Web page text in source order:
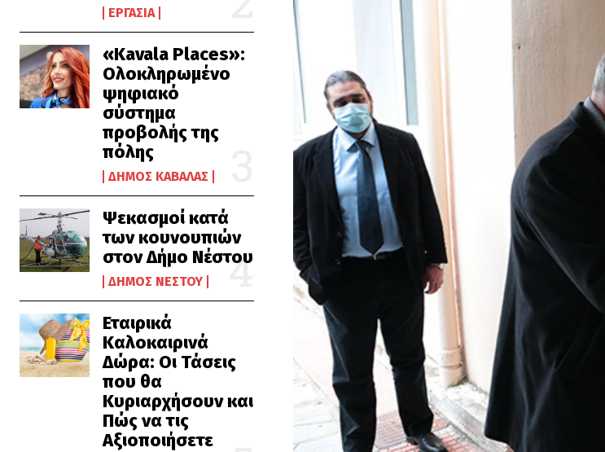
ΕΡΓΑΣΊΑ
«Kavala Places»:
Ολοκληρωμένο
ψηφιακό
σύστημα
προβολής της
πόλης
ΔΉΜΟΣ ΚΑΒΆΛΑΣ
Ψεκασμοί κατά
των κουνουπιών
στον Δήμο Νέστου
ΔΉΜΟΣ ΝΈΣΤΟΥ
Εταιρικά
Καλοκαιρινά
Δώρα: Οι Τάσεις
που θα
Κυριαρχήσουν και
Πώς να τις
Αξιοποιήσετε